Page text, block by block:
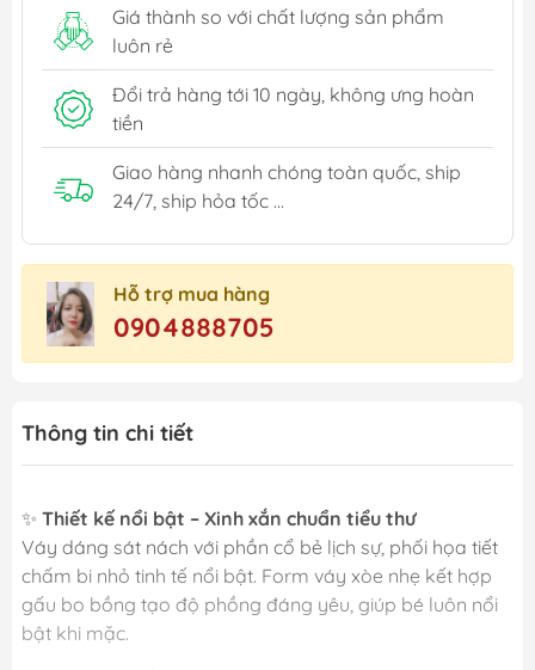
Giá thành so với chất lượng sản phẩm
luôn rẻ
Đổi trả hàng tới 10 ngày, không ưng hoàn
tiền
Giao hàng nhanh chóng toàn quốc, ship
24/7, ship hỏa tốc ...
Hỗ trợ mua hàng
0904888705
Thông tin chi tiết
✨ Thiết kế nổi bật – Xinh xắn chuẩn tiểu thư
Váy dáng sát nách với phần cổ bẻ lịch sự, phối họa tiết
chấm bi nhỏ tinh tế nổi bật. Form váy xòe nhẹ kết hợp
gấu bo bồng tạo độ phồng đáng yêu, giúp bé luôn nổi
bật khi mặc.